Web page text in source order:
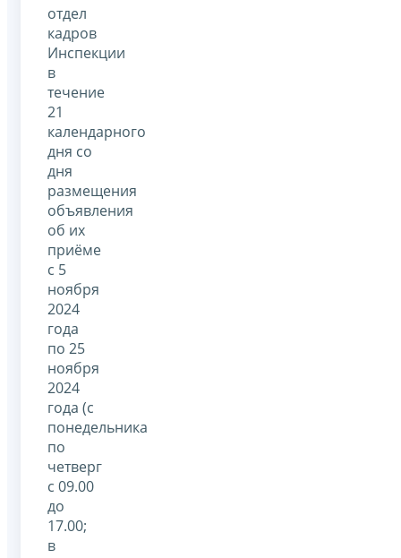
отдел
кадров
Инспекции
в
течение
21
календарного
дня со
дня
размещения
объявления
об их
приёме
с 5
ноября
2024
года
по 25
ноября
2024
года (с
понедельника
по
четверг
с 09.00
до
17.00;
в